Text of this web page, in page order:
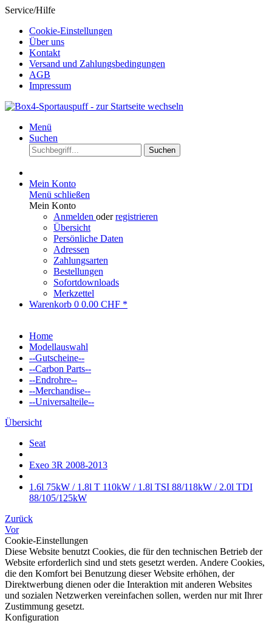
Service/Hilfe
Cookie-Einstellungen
Über uns
Kontakt
Versand und Zahlungsbedingungen
AGB
Impressum
Menü
Suchen
Suchen
Mein Konto
Menü schließen
Mein Konto
Anmelden oderregistrieren
Übersicht
Persönliche Daten
Adressen
Zahlungsarten
Bestellungen
Sofortdownloads
Merkzettel
Warenkorb 0 0.00 CHF *
Home
Modellauswahl
--Gutscheine--
--Carbon Parts--
--Endrohre--
--Merchandise--
--Universalteile--
Übersicht
Seat
Exeo 3R 2008-2013
1.6l 75kW / 1.8l T 110kW / 1.8l TSI 88/118kW / 2.0l TDI
88/105/125kW
Zurück
Vor
Cookie-Einstellungen
Diese Website benutzt Cookies, die für den technischen Betrieb der
Website erforderlich sind und stets gesetzt werden. Andere Cookies,
die den Komfort bei Benutzung dieser Website erhöhen, der
Direktwerbung dienen oder die Interaktion mit anderen Websites
und sozialen Netzwerken vereinfachen sollen, werden nur mit Ihrer
Zustimmung gesetzt.
Konfiguration